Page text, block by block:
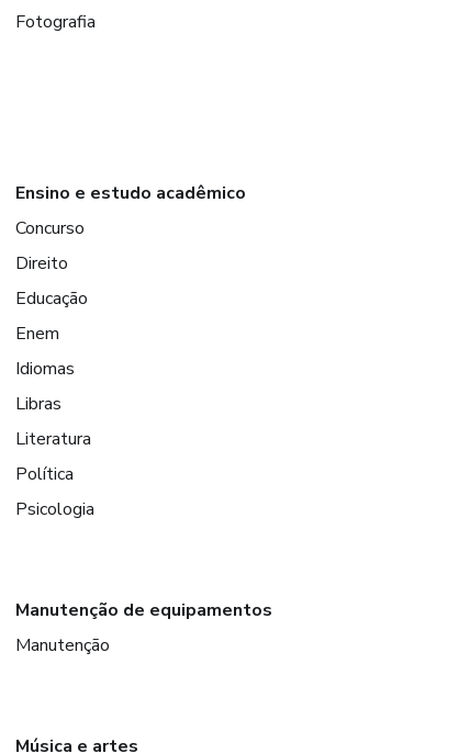
Fotografia
Ensino e estudo acadêmico
Concurso
Direito
Educação
Enem
Idiomas
Libras
Literatura
Política
Psicologia
Manutenção de equipamentos
Manutenção
Música e artes